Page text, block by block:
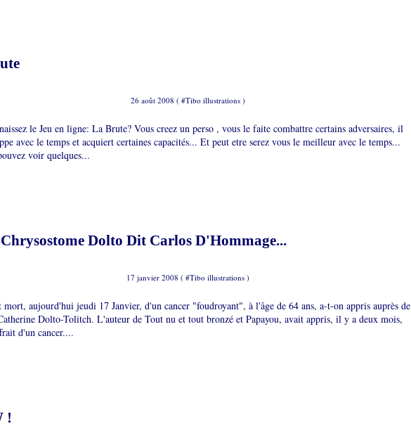
26 août 2008 ( #Tibo illustrations)
le Jeu en ligne: La Brute? Vous creez un perso , vous le faite combattre certains adversaires, il
avec le temps et acquiert certaines capacités... Et peut etre serez vous le meilleur avec le temps...
voir quelques...
Dolto Dit Carlos D'Hommage...
17 janvier 2008 ( #Tibo illustrations)
mort, aujourd'hui jeudi 17 Janvier, d'un cancer "foudroyant", à l'âge de 64 ans, a-t-on appris auprès de
Dolto-Tolitch. L'auteur de Tout nu et tout bronzé et Papayou, avait appris, il y a deux mois,
d'un cancer....
!